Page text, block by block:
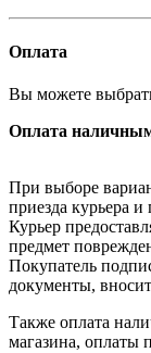
Оплата
Вы можете
Оплата
При выборе
приезда курьера и
Курьер
предмет
Покупатель
документы,
Также оплата
магазина, оплаты